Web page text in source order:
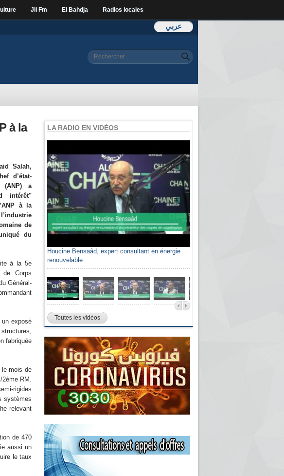
Jil Fm El Bahdja Radios locales
عربي
Formulaire de
Rechercher
à la
Salah,
d’état-
(ANP) a
intérêt"
à la
de
du
à la 5e
de Corps
Général-
exposé
fabriquée
le mois de
2ème RM.
rigides
systèmes
relevant
de 470
aussi un
le taux
LA RADIO EN VIDÉOS
Houcine Bensaâd, expert consultant en énergie
renouvelable
Toutes les vidéos